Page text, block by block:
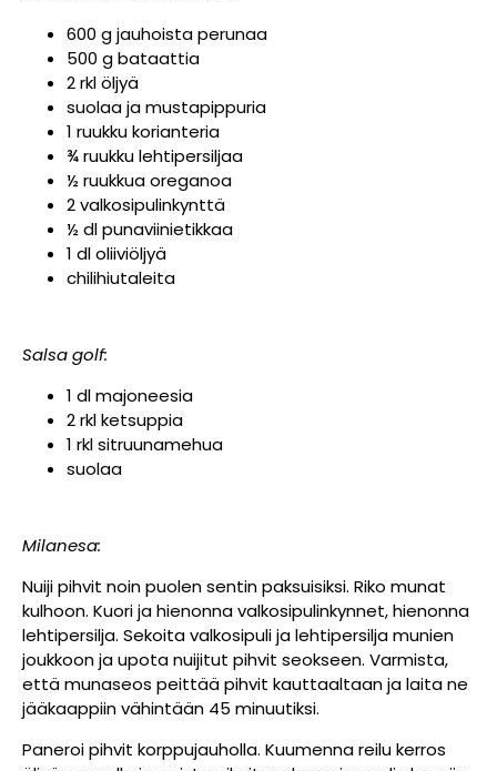
600 g jauhoista perunaa
500 g bataattia
2 rkl öljyä
suolaa ja mustapippuria
1 ruukku korianteria
¾ ruukku lehtipersiljaa
½ ruukkua oreganoa
2 valkosipulinkynttä
½ dl punaviinietikkaa
1 dl oliiviöljyä
chilihiutaleita
Salsa golf:
1 dl majoneesia
2 rkl ketsuppia
1 rkl sitruunamehua
suolaa
Milanesa:
Nuiji pihvit noin puolen sentin paksuisiksi. Riko munat
kulhoon. Kuori ja hienonna valkosipulinkynnet, hienonna
lehtipersilja. Sekoita valkosipuli ja lehtipersilja munien
joukkoon ja upota nuijitut pihvit seokseen. Varmista,
että munaseos peittää pihvit kauttaaltaan ja laita ne
jääkaappiin vähintään 45 minuutiksi.
Paneroi pihvit korppujauholla. Kuumenna reilu kerros